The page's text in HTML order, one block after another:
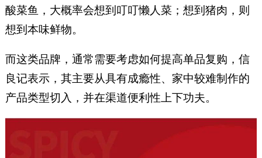
酸菜鱼，大概率会想到叮叮懒人菜；想到猪肉，则
想到本味鲜物。
而这类品牌，通常需要考虑如何提高单品复购，信
良记表示，其主要从具有成瘾性、家中较难制作的
产品类型切入，并在渠道便利性上下功夫。